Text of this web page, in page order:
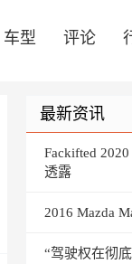
车型 评论
最新资讯
Fackifted
透露
2016 Mazda
“驾驶权在彻